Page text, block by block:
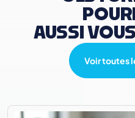
AUSSI
Voir toutes